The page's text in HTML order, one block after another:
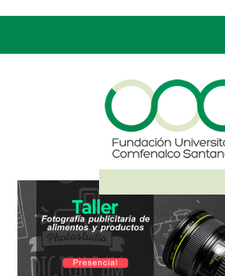
UNC
ADMISIONES
PROGRAMAS
TÉCNICOS
BIENESTAR
BIBLIOTECA